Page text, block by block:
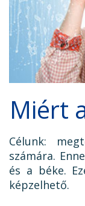
Miért
Célunk:
számára.
és a béke.
képzelhető.